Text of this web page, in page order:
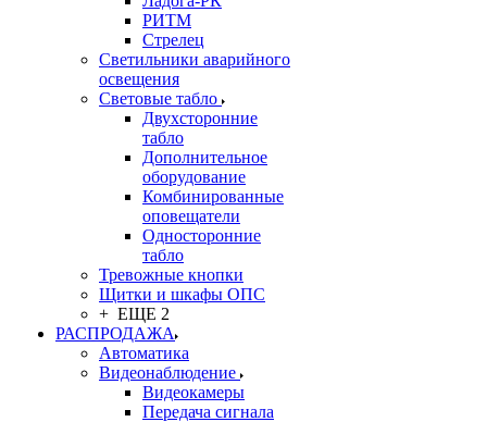
РИТМ
Стрелец
Светильники аварийного
освещения
Световые табло
Двухсторонние
табло
Дополнительное
оборудование
Комбинированные
оповещатели
Односторонние
табло
Тревожные кнопки
Щитки и шкафы ОПС
+ ЕЩЕ 2
РАСПРОДАЖА
Автоматика
Видеонаблюдение
Видеокамеры
Передача сигнала